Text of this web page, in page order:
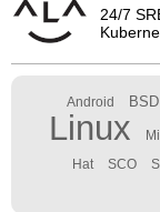
24/7
Android BSD
Linux
Hat SCO